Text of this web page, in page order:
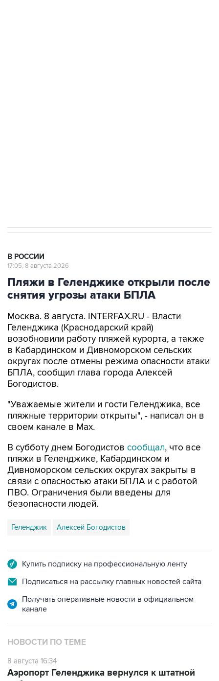
В РОССИИ
17:05, 8 августа 2026
Пляжи в Геленджике открыли после
снятия угрозы атаки БПЛА
Москва. 8 августа. INTERFAX.RU - Власти
Геленджика (Краснодарский край)
возобновили работу пляжей курорта, а также
в Кабардинском и Дивноморском сельских
округах после отмены режима опасности атаки
БПЛА, сообщил глава города Алексей
Богодистов.
"Уважаемые жители и гости Геленджика, все
пляжные территории открыты", - написал он в
своем канале в Max.
В субботу днем Богодистов сообщал, что все
пляжи в Геленджике, Кабардинском и
Дивноморском сельских округах закрыты в
связи с опасностью атаки БПЛА и с работой
ПВО. Ограничения были введены для
безопасности людей.
Геленджик Алексей Богодистов
Купить подписку на профессиональную ленту
Подписаться на рассылку главных новостей сайта
Получать оперативные новости в официальном
канале
НОВОСТИ ПО ТЕМЕ
8 августа 16:34
Аэропорт Геленджика вернулся к штатной